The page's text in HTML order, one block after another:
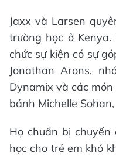
Jaxx và Larsen
trường học ở
chức sự kiện có sự
Jonathan Arons,
Dynamix và các món
bánh Michelle
Họ chuẩn bị
học cho trẻ em khó